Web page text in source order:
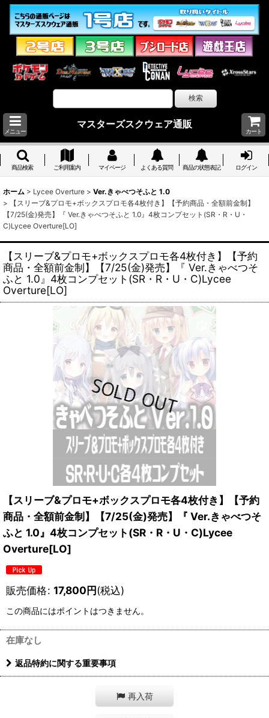
メニュー
マスターズスクウェア通販
カート
商品検索 ご利用案内 マイページ よくある質問 商品の状態表記 ログイン
ホーム > Lycee Overture > Ver.きゃべつそふと 1.0
>
【スリーブ&プロモ+ボックスプロモ各4枚付き】【予約商品・全額前金制】
【7/25(金)発売】『 Ver.きゃべつそふと 1.0』4枚コンプセット(SR・R・U・
C)Lycee Overture[LO]
【スリーブ&プロモ+ボックスプロモ各4枚付き】【予約
商品・全額前金制】【7/25(金)発売】『 Ver.きゃべつそ
ふと 1.0』4枚コンプセット(SR・R・U・C)Lycee
Overture[LO]
【スリーブ&プロモ+ボックスプロモ各4枚付き】【予約
商品・全額前金制】【7/25(金)発売】『 Ver.きゃべつそ
ふと 1.0』4枚コンプセット(SR・R・U・C)Lycee
Overture[LO]
販売価格: 17,800円(税込)
この商品にはポイントはつきません。
在庫なし
返品特約に関する重要事項
再入荷